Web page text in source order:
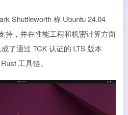
Shuttleworth 称 Ubuntu 24.04
持，并在性能工程和机密计算方面
了通过 TCK 认证的 LTS 版本
工具链。